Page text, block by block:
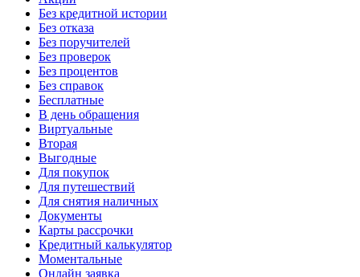
Без кредитной истории
Без отказа
Без поручителей
Без проверок
Без процентов
Без справок
Бесплатные
В день обращения
Виртуальные
Вторая
Выгодные
Для покупок
Для путешествий
Для снятия наличных
Документы
Карты рассрочки
Кредитный калькулятор
Моментальные
Онлайн заявка